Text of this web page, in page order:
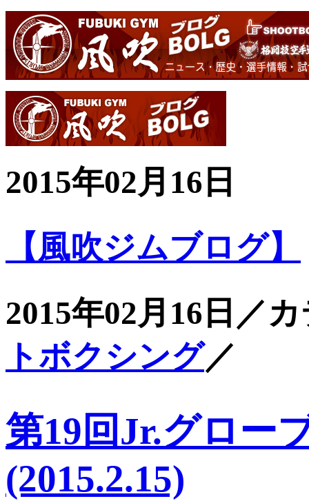
2015年02月16日
【風吹ジムブログ】
2015年02月16日／
トボクシング／
第19回Jr.グロー
(2015.2.15)